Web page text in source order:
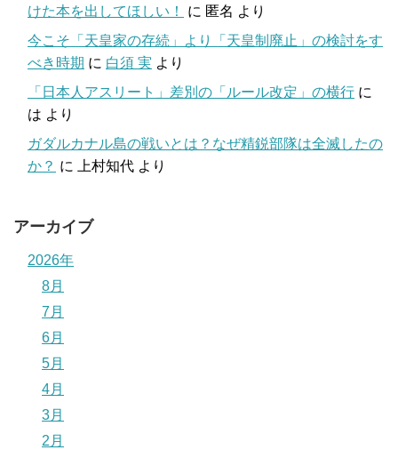
けた本を出してほしい！
に 匿名 より
今こそ「天皇家の存続」より「天皇制廃止」の検討をす
べき時期 に 白須 実 より
「日本人アスリート」差別の「ルール改定」の横行 に
は より
ガダルカナル島の戦いとは？なぜ精鋭部隊は全滅したの
か？ に 上村知代 より
アーカイブ
2026年
8月
7月
6月
5月
4月
3月
2月